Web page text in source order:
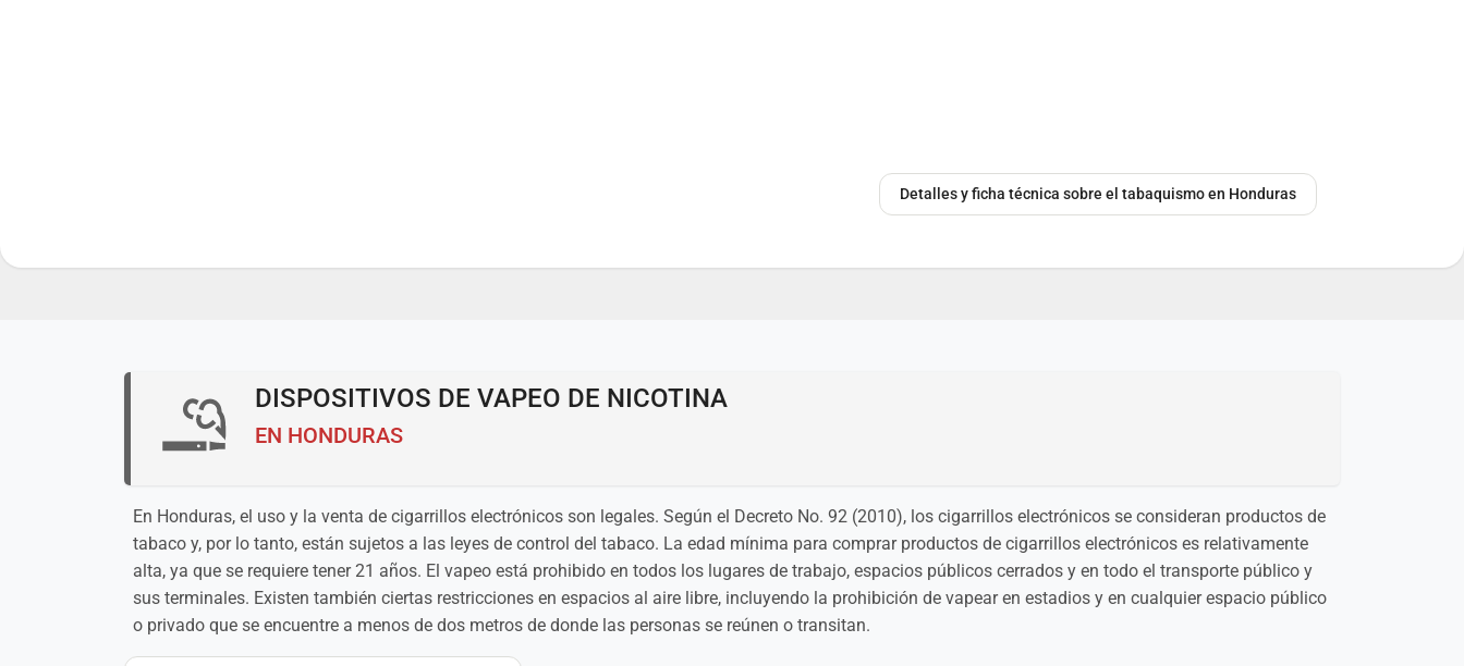
Detalles y ficha técnica sobre el tabaquismo en Honduras
DISPOSITIVOS DE VAPEO DE NICOTINA
EN HONDURAS
En Honduras, el uso y la venta de cigarrillos electrónicos son legales. Según el Decreto No. 92 (2010), los cigarrillos electrónicos se consideran productos de
tabaco y, por lo tanto, están sujetos a las leyes de control del tabaco. La edad mínima para comprar productos de cigarrillos electrónicos es relativamente
alta, ya que se requiere tener 21 años. El vapeo está prohibido en todos los lugares de trabajo, espacios públicos cerrados y en todo el transporte público y
sus terminales. Existen también ciertas restricciones en espacios al aire libre, incluyendo la prohibición de vapear en estadios y en cualquier espacio público
o privado que se encuentre a menos de dos metros de donde las personas se reúnen o transitan.